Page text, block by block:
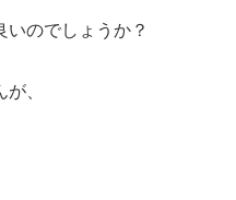
いのでしょうか？
、